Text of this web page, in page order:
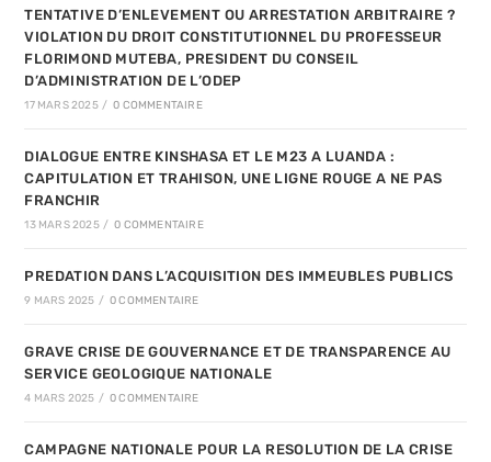
TENTATIVE D’ENLEVEMENT OU ARRESTATION ARBITRAIRE ?
VIOLATION DU DROIT CONSTITUTIONNEL DU PROFESSEUR
FLORIMOND MUTEBA, PRESIDENT DU CONSEIL
D’ADMINISTRATION DE L’ODEP
17 MARS 2025 / 0 COMMENTAIRE
DIALOGUE ENTRE KINSHASA ET LE M23 A LUANDA :
CAPITULATION ET TRAHISON, UNE LIGNE ROUGE A NE PAS
FRANCHIR
13 MARS 2025 / 0 COMMENTAIRE
PREDATION DANS L’ACQUISITION DES IMMEUBLES PUBLICS
9 MARS 2025 / 0 COMMENTAIRE
GRAVE CRISE DE GOUVERNANCE ET DE TRANSPARENCE AU
SERVICE GEOLOGIQUE NATIONALE
4 MARS 2025 / 0 COMMENTAIRE
CAMPAGNE NATIONALE POUR LA RESOLUTION DE LA CRISE